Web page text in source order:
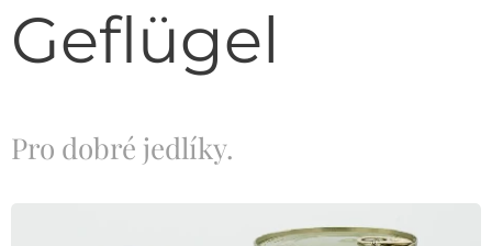
Geflügel
Pro dobré jedlíky.